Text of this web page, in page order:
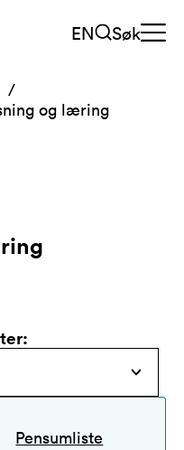
EN Søk
og læring
:
Pensumliste